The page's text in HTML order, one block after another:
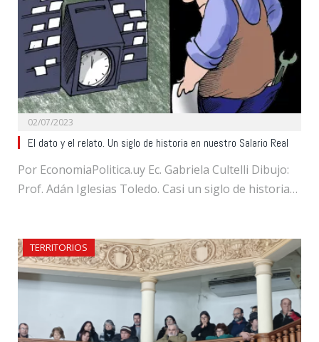
02/07/2023
El dato y el relato. Un siglo de historia en nuestro Salario Real
Por EconomiaPolitica.uy Ec. Gabriela Cultelli Dibujo:
Prof. Adán Iglesias Toledo. Casi un siglo de historia…
TERRITORIOS